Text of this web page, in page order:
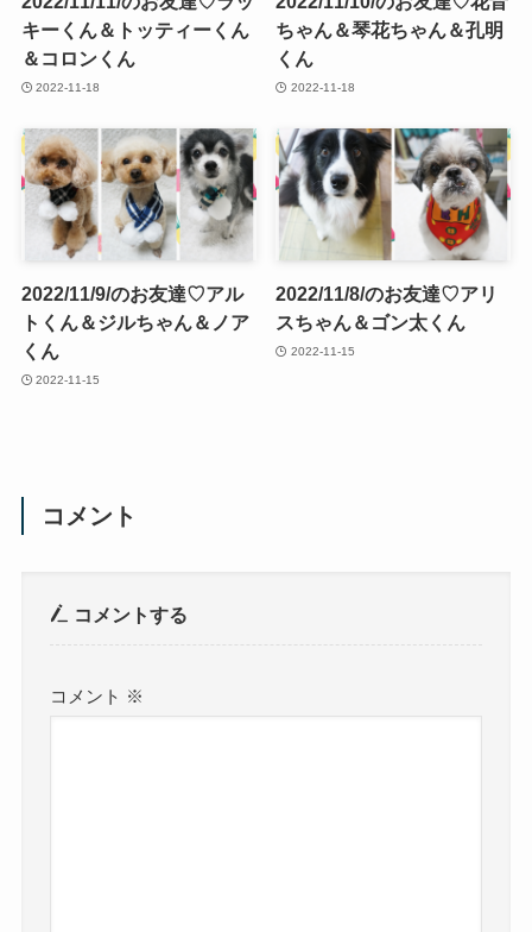
キーくん＆トッティーくん
＆コロンくん
2022-11-18
ちゃん＆琴花ちゃん＆孔明
くん
2022-11-18
2022/11/9/のお友達♡アル
トくん＆ジルちゃん＆ノア
くん
2022-11-15
2022/11/8/のお友達♡アリ
スちゃん＆ゴン太くん
2022-11-15
コメント
コメントする
コメント ※